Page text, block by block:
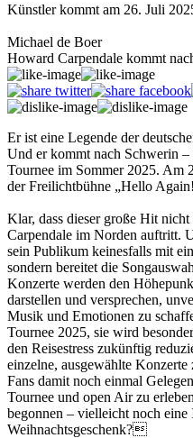
Künstler kommt am 26. Juli
Michael de Boer
Howard Carpendale kommt
Er ist eine Legende der
Und er kommt nach Schwerin
Tournee im Sommer 2025. Am
der Freilichtbühne „Hello
Klar, dass dieser große Hit
Carpendale im Norden auftritt.
sein Publikum keinesfalls mit
sondern bereitet die
Konzerte werden den
darstellen und versprechen,
Musik und Emotionen zu
Tournee 2025, sie wird
den Reisestress zukünftig
einzelne, ausgewählte
Fans damit noch einmal
Tournee und open Air zu
begonnen – vielleicht noch eine
Weihnachtsgeschenk?